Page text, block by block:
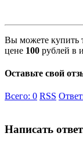
Вы можете купить
цене 100 рублей в
Оставьте свой
Всего: 0 RSS
Написать